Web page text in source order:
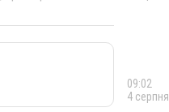
09:02
4 серпня